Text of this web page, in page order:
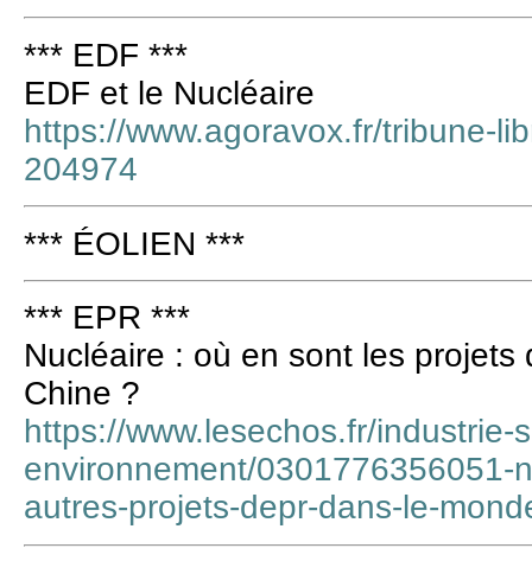
*** EDF ***
EDF et le Nucléaire
https://www.agoravox.fr/tribune-
204974
*** ÉOLIEN ***
*** EPR ***
Nucléaire : où en sont les projets
Chine ?
https://www.lesechos.fr/industrie-
environnement/0301776356051-
autres-projets-depr-dans-le-